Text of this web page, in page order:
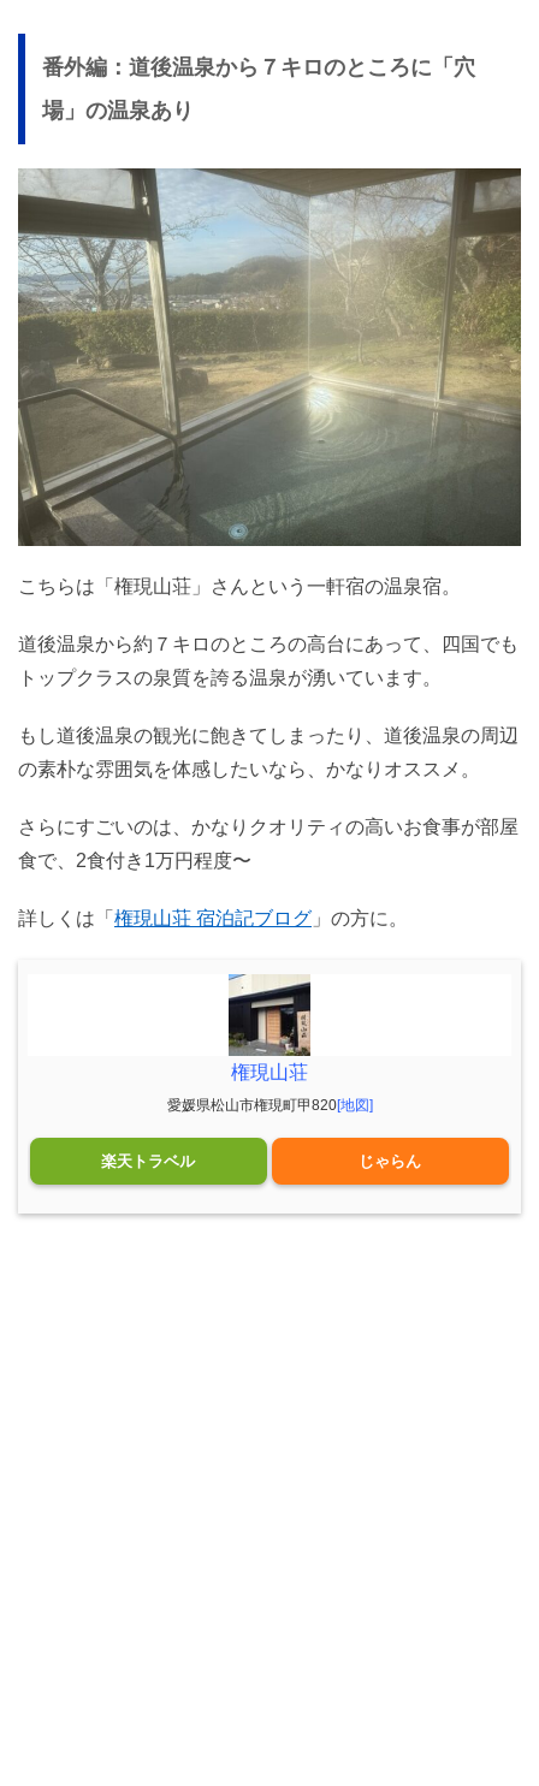
番外編：道後温泉から７キロのところに「穴
場」の温泉あり
こちらは「権現山荘」さんという一軒宿の温泉宿。
道後温泉から約７キロのところの高台にあって、四国でも
トップクラスの泉質を誇る温泉が湧いています。
もし道後温泉の観光に飽きてしまったり、道後温泉の周辺
の素朴な雰囲気を体感したいなら、かなりオススメ。
さらにすごいのは、かなりクオリティの高いお食事が部屋
食で、2食付き1万円程度〜
詳しくは「 権現山荘 宿泊記ブログ 」の方に。
権現山荘
愛媛県松山市権現町甲820[地図]
楽天トラベル じゃらん